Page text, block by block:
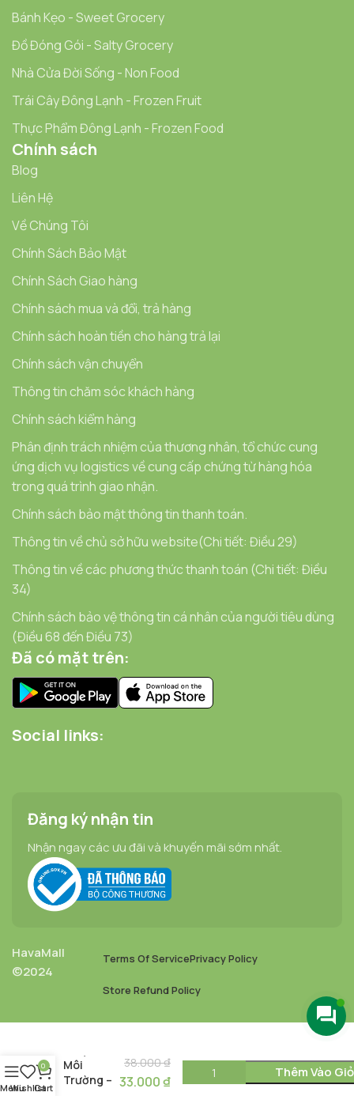
Bánh Kẹo - Sweet Grocery
Đồ Đóng Gói - Salty Grocery
Nhà Cửa Đời Sống - Non Food
Trái Cây Đông Lạnh - Frozen Fruit
Thực Phẩm Đông Lạnh - Frozen Food
Chính sách
Blog
Liên Hệ
Về Chúng Tôi
Chính Sách Bảo Mật
Chính Sách Giao hàng
Chính sách mua và đổi, trả hàng
Chính sách hoàn tiền cho hàng trả lại
Chính sách vận chuyển
Thông tin chăm sóc khách hàng
Chính sách kiểm hàng
Phân định trách nhiệm của thương nhân, tổ chức cung
ứng dịch vụ logistics về cung cấp chứng từ hàng hóa
trong quá trình giao nhận.
Chính sách bảo mật thông tin thanh toán.
Thông tin về chủ sở hữu website(Chi tiết: Điều 29)
Thông tin về các phương thức thanh toán (Chi tiết: Điều
34)
Chính sách bảo vệ thông tin cá nhân của người tiêu dùng
(Điều 68 đến Điều 73)
Đã có mặt trên:
Social links:
Đăng ký nhận tin
Nhận ngay các ưu đãi và khuyến mãi sớm nhất.
HavaMall
©2024
Terms Of ServicePrivacy Policy
Store Refund Policy
Ống Hút
Môi
Trường –
38.000₫
33.000₫
Thêm Vào
Menu
Wishlist
0
Cart